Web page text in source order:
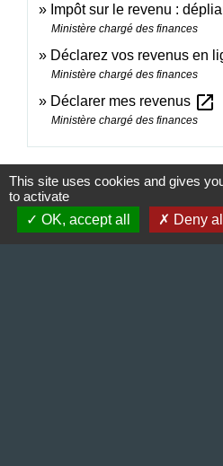
Impôt sur le revenu :
Ministère chargé des finances
Déclarez vos revenus en
Ministère chargé des finances
Déclarer mes revenus open_in_new
Ministère chargé des finances
Signaler
This site uses cookies and gives
to activate
OK, accept all
Deny